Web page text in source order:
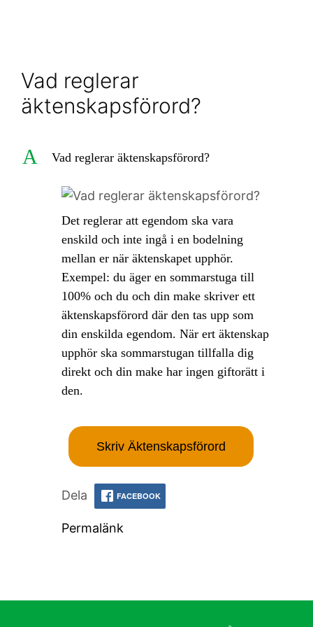
Vad reglerar
äktenskapsförord?
A Vad reglerar äktenskapsförord?
Det reglerar att egendom ska vara
enskild och inte ingå i en bodelning
mellan er när äktenskapet upphör.
Exempel: du äger en sommarstuga till
100% och du och din make skriver ett
äktenskapsförord där den tas upp som
din enskilda egendom. När ert äktenskap
upphör ska sommarstugan tillfalla dig
direkt och din make har ingen giftorätt i
den.
Skriv Äktenskapsförord
Dela FACEBOOK
Permalänk